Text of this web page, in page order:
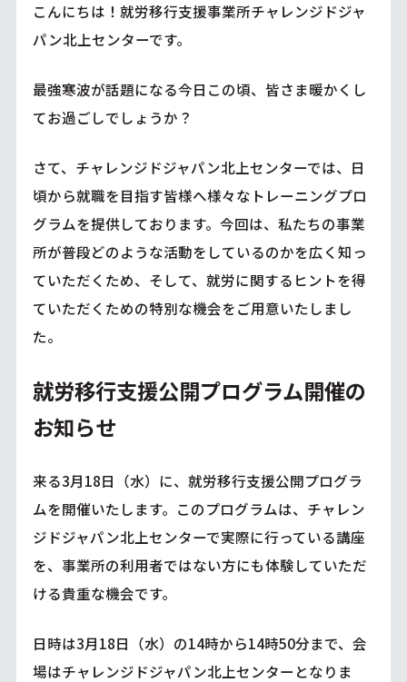
こんにちは！就労移行支援事業所チャレンジドジャ
パン北上センターです。
最強寒波が話題になる今日この頃、皆さま暖かくし
てお過ごしでしょうか？
さて、チャレンジドジャパン北上センターでは、日
頃から就職を目指す皆様へ様々なトレーニングプロ
グラムを提供しております。今回は、私たちの事業
所が普段どのような活動をしているのかを広く知っ
ていただくため、そして、就労に関するヒントを得
ていただくための特別な機会をご用意いたしまし
た。
就労移行支援公開プログラム開催の
お知らせ
来る3月18日（水）に、就労移行支援公開プログラ
ムを開催いたします。このプログラムは、チャレン
ジドジャパン北上センターで実際に行っている講座
を、事業所の利用者ではない方にも体験していただ
ける貴重な機会です。
日時は3月18日（水）の14時から14時50分まで、会
場はチャレンジドジャパン北上センターとなりま